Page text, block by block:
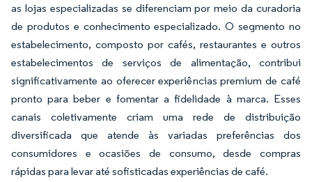
as lojas especializadas se diferenciam por meio da curadoria
de produtos e conhecimento especializado. O segmento no
estabelecimento, composto por cafés, restaurantes e outros
estabelecimentos de serviços de alimentação, contribui
significativamente ao oferecer experiências premium de café
pronto para beber e fomentar a fidelidade à marca. Esses
canais coletivamente criam uma rede de distribuição
diversificada que atende às variadas preferências dos
consumidores e ocasiões de consumo, desde compras
rápidas para levar até sofisticadas experiências de café.